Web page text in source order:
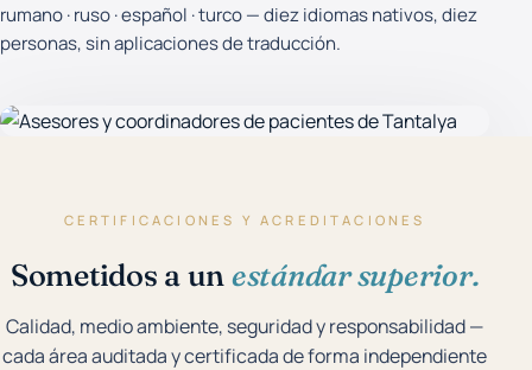
rumano · ruso · español · turco — diez idiomas nativos, diez
personas, sin aplicaciones de traducción.
CERTIFICACIONES Y ACREDITACIONES
Sometidos a unestándar superior.
Calidad, medio ambiente, seguridad y responsabilidad —
cada área auditada y certificada de forma independiente